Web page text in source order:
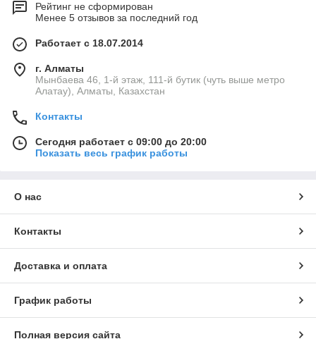
Рейтинг не сформирован
Менее 5 отзывов за последний год
Работает с 18.07.2014
г. Алматы
Мынбаева 46, 1-й этаж, 111-й бутик (чуть выше метро
Алатау), Алматы, Казахстан
Контакты
Сегодня работает с 09:00 до 20:00
Показать весь график работы
О нас
Контакты
Доставка и оплата
График работы
Полная версия сайта